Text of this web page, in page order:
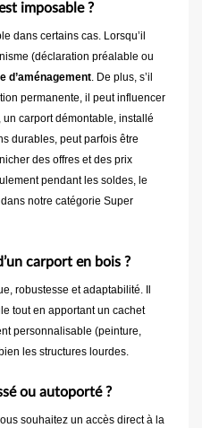
imposable ?
dans certains cas. Lorsqu’il
(déclaration préalable ou
d’aménagement. De plus, s’il
permanente, il peut influencer
un carport démontable, installé
durables, peut parfois être
des offres et des prix
pendant les soldes, le
notre catégorie Super
carport en bois ?
robustesse et adaptabilité. Il
tout en apportant un cachet
personnalisable (peinture,
les structures lourdes.
ou autoporté ?
souhaitez un accès direct à la